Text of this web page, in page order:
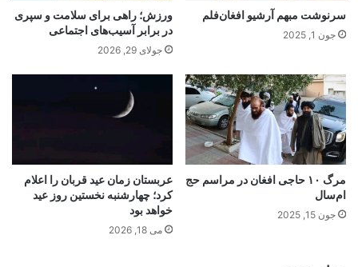
سرنوشت مبهم آرشیو افغان‌فلم
جون 1, 2025
ورزش؛ راهی برای سلامت و سپری
در برابر آسیب‌های اجتماعی
جولای 29, 2026
مرگ ۱۰ حاجی افغان در مراسم حج
ام‌سال
جون 15, 2025
عربستان زمان عید قربان را اعلام
کرد؛ چهارشنبه نخستین روز عید
خواهد بود
می 18, 2026